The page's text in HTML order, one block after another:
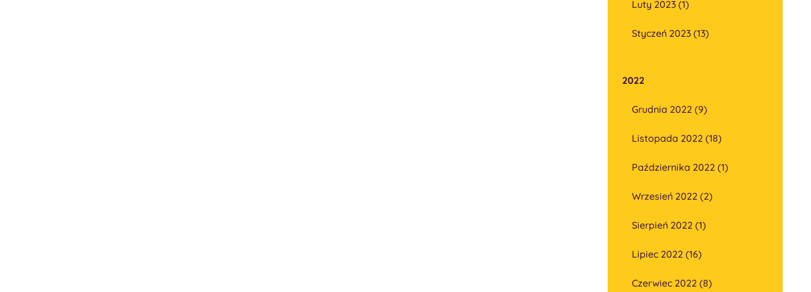
Luty 2023 (1)
Styczeń 2023 (13)
2022
Grudnia 2022 (9)
Listopada 2022 (18)
Października 2022 (1)
Wrzesień 2022 (2)
Sierpień 2022 (1)
Lipiec 2022 (16)
Czerwiec 2022 (8)